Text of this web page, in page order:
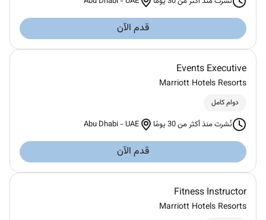
قدم الآن
Events Executive
Marriott Hotels Resorts
دوام كامل
نُشرت منذ أكثر من 30 يومًا Abu Dhabi -UAE
قدم الآن
Fitness Instructor
Marriott Hotels Resorts